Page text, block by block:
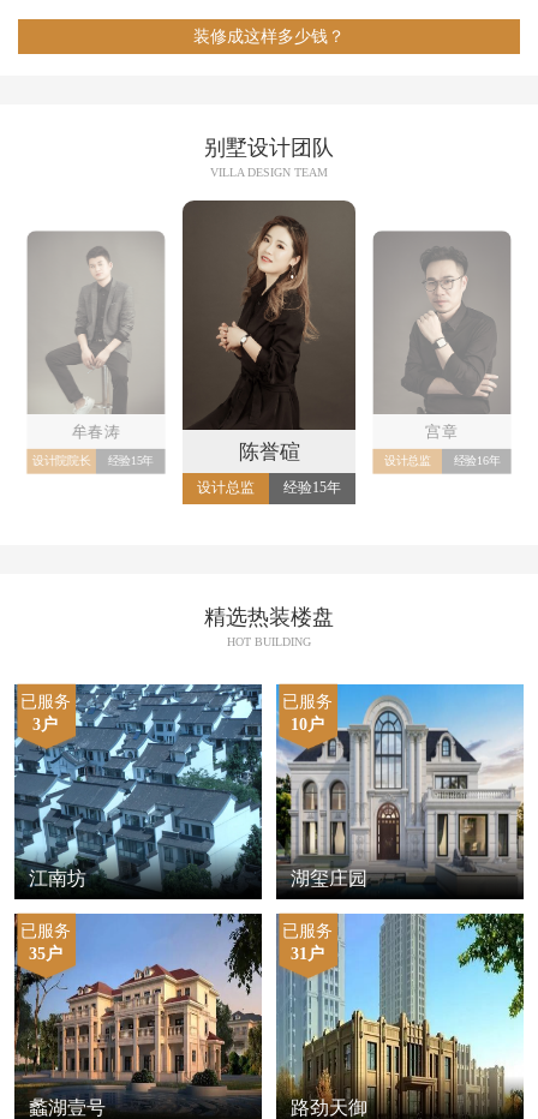
装修成这样多少钱？
别墅设计团队
VILLA DESIGN TEAM
牟春涛
设计院院长 经验15年 陈誉碹
设计总监 经验15年
宫章
设计总监 经验16年
精选热装楼盘
HOT BUILDING
已服务
3户
江南坊
已服务
10户
湖玺庄园
已服务
35户
蠡湖壹号
已服务
31户
路劲天御